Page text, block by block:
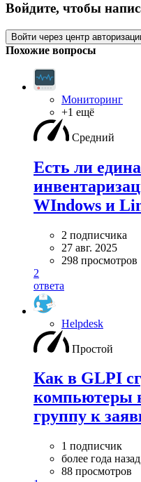
Войдите, чтобы
Войти через центр
Похожие вопросы
Мониторинг
+1 ещё
Средний
Есть ли
WIndows и
2 подписчика
27 авг. 2025
298 просмотров
2
ответа
Helpdesk
Простой
Как в GLPI
компьютеры
группу к
1 подписчик
более года назад
88 просмотров